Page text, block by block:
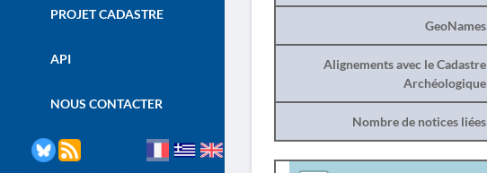
PROJET CADASTRE
API
NOUS CONTACTER
GeoNames
Alignements avec le Cadastre
Archéologique
Nombre de notices liées